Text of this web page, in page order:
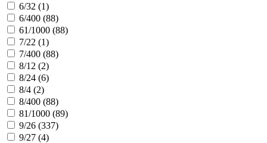
6/32 (1)
6/400 (88)
61/1000 (88)
7/22 (1)
7/400 (88)
8/12 (2)
8/24 (6)
8/4 (2)
8/400 (88)
81/1000 (89)
9/26 (337)
9/27 (4)